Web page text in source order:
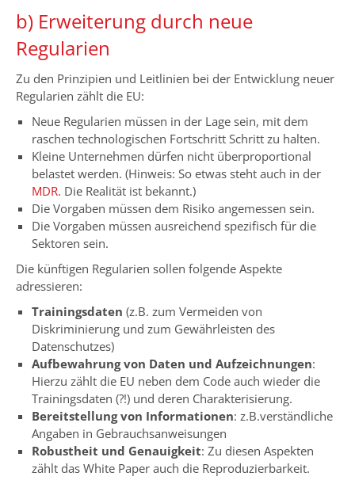
b) Erweiterung durch neue
Regularien
Zu den Prinzipien und Leitlinien bei der Entwicklung neuer
Regularien zählt die EU:
Neue Regularien müssen in der Lage sein, mit dem
raschen technologischen Fortschritt Schritt zu halten.
Kleine Unternehmen dürfen nicht überproportional
belastet werden. (Hinweis: So etwas steht auch in der
MDR. Die Realität ist bekannt.)
Die Vorgaben müssen dem Risiko angemessen sein.
Die Vorgaben müssen ausreichend spezifisch für die
Sektoren sein.
Die künftigen Regularien sollen folgende Aspekte
adressieren:
Trainingsdaten (z.B. zum Vermeiden von
Diskriminierung und zum Gewährleisten des
Datenschutzes)
Aufbewahrung von Daten und Aufzeichnungen:
Hierzu zählt die EU neben dem Code auch wieder die
Trainingsdaten (?!) und deren Charakterisierung.
Bereitstellung von Informationen: z.B.verständliche
Angaben in Gebrauchsanweisungen
Robustheit und Genauigkeit: Zu diesen Aspekten
zählt das White Paper auch die Reproduzierbarkeit.